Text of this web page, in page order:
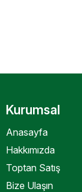
Kurumsal
Anasayfa
Hakkımızda
Toptan Satış
Bize Ulaşın